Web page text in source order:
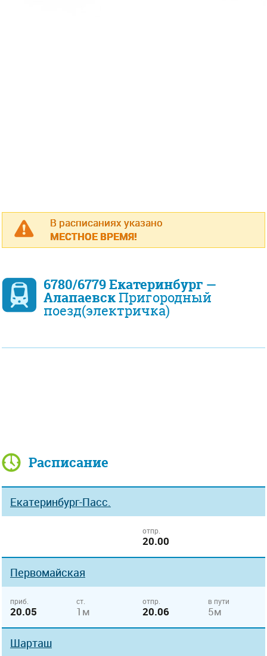
В расписаниях указано
МЕСТНОЕ ВРЕМЯ!
6780/6779 Екатеринбург —
АлапаевскПригородный
поезд(электричка)
Расписание
Екатеринбург-Пасс.
отпр.
20.00
Первомайская
приб.
20.05
ст.
1м
отпр.
20.06
в пути
5м
Шарташ